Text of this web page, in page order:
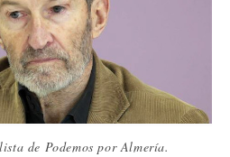
de Podemos por Almería.